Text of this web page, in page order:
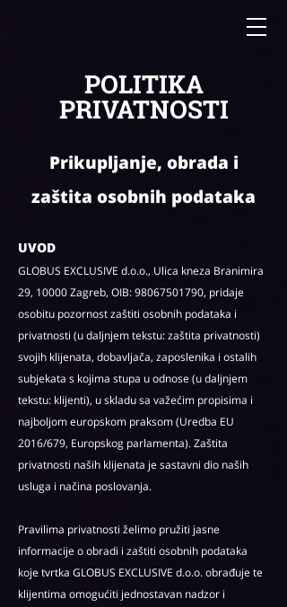
POLITIKA
PRIVATNOSTI
Prikupljanje, obrada i
zaštita osobnih podataka
UVOD
GLOBUS EXCLUSIVE d.o.o., Ulica kneza Branimira
29, 10000 Zagreb, OIB:98067501790, pridaje
osobitu pozornost zaštiti osobnih podataka i
privatnosti (u daljnjem tekstu: zaštita privatnosti)
svojih klijenata, dobavljača, zaposlenika i ostalih
subjekata s kojima stupa u odnose (u daljnjem
tekstu: klijenti), u skladu sa važećim propisima i
najboljom europskom praksom (Uredba EU
2016/679, Europskog parlamenta). Zaštita
privatnosti naših klijenata je sastavni dio naših
usluga i načina poslovanja.
Pravilima privatnosti želimo pružiti jasne
informacije o obradi i zaštiti osobnih podataka
koje tvrtka GLOBUS EXCLUSIVE d.o.o. obrađuje te
klijentima omogućiti jednostavan nadzor i